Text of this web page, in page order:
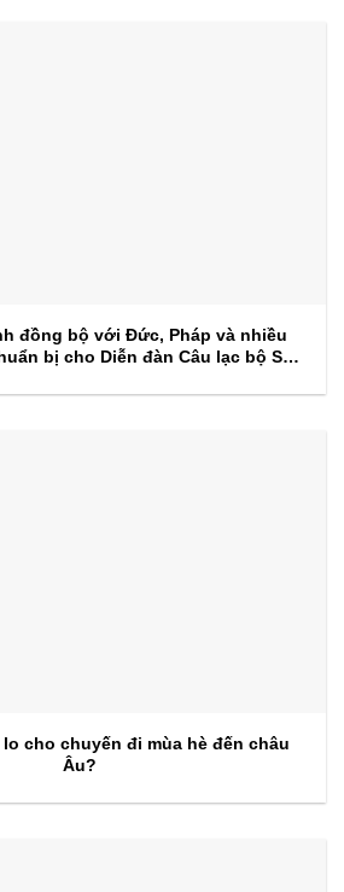
đồng bộ với Đức, Pháp và nhiều
bị cho Diễn đàn Câu lạc bộ Sự
cho chuyến đi mùa hè đến châu
Âu?